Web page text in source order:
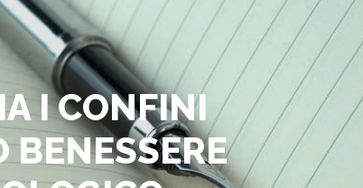
I CONFINI
BENESSERE